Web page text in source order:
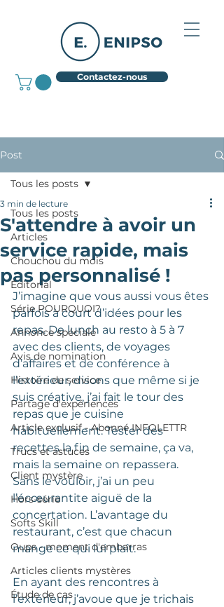
Contactez-nous
Post
Tous les posts
Articles
Chouchou du mois
Éditorial
Série POURQUOI?
Annonce spéciale
Avis de nomination
Histoire de service
Partage d'expériences
Article exclusif - Abonné INFOLETTR
Trucs et astuces
Client mystère
Hors-série
Softs Skill
Oups - moment d'embarras
Articles clients mystères
Étude de cas
Tous les posts
S'attendre à avoir un
service rapide, mais
pas personnalisé !
3 min de lecture
J’imagine que vous aussi vous êtes
parfois à court d’idées pour les
repas. De lunch au resto à 5 à 7
avec des clients, de voyages
d’affaires et de conférence à
l’extérieur, disons que même si je
suis créative, j’ai fait le tour des
repas que je cuisine
habituellement. Tester des
recettes la fin de semaine, ça va,
mais la semaine on repassera.
Sans le vouloir, j’ai un peu
l’écœurantite aiguë de la
concertation. L’avantage du
restaurant, c’est que chacun
mange ce qui lui plaît.
En ayant des rencontres à
l’extérieur, j’avoue que je trichais